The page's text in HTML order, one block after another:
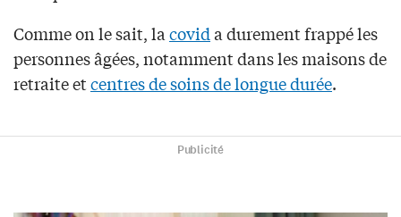
Comme on le sait, la covida durement frappé les
personnes âgées, notamment dans les maisons de
retraite etcentres de soins de longue durée.
Publicité